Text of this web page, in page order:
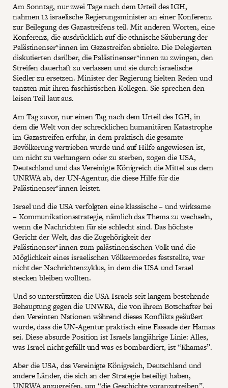
Am Sonntag, nur zwei Tage nach dem Urteil des IGH,
nahmen 12 israelische Regierungsminister an einer Konferenz
zur Beilegung des Gazastreifens teil. Mit anderen Worten, eine
Konferenz, die ausdrücklich auf die ethnische Säuberung der
Palästinenser*innen im Gazastreifen abzielte. Die Delegierten
diskutierten darüber, die Palästinenser*innen zu zwingen, den
Streifen dauerhaft zu verlassen und sie durch israelische
Siedler zu ersetzen. Minister der Regierung hielten Reden und
tanzten mit ihren faschistischen Kollegen. Sie sprechen den
leisen Teil laut aus.
Am Tag zuvor, nur einen Tag nach dem Urteil des IGH, in
dem die Welt von der schrecklichen humanitären Katastrophe
im Gazastreifen erfuhr, in dem praktisch die gesamte
Bevölkerung vertrieben wurde und auf Hilfe angewiesen ist,
um nicht zu verhungern oder zu sterben, zogen die USA,
Deutschland und das Vereinigte Königreich die Mittel aus dem
UNRWA ab, der UN-Agentur, die diese Hilfe für die
Palästinenser*innen leistet.
Israel und die USA verfolgten eine klassische – und wirksame
– Kommunikationsstrategie, nämlich das Thema zu wechseln,
wenn die Nachrichten für sie schlecht sind. Das höchste
Gericht der Welt, das die Zugehörigkeit der
Palästinenser*innen zum palästinensischen Volk und die
Möglichkeit eines israelischen Völkermordes feststellte, war
nicht der Nachrichtenzyklus, in dem die USA und Israel
stecken bleiben wollten.
Und so unterstützten die USA Israels seit langem bestehende
Behauptung gegen die UNWRA, die von ihrem Botschafter bei
den Vereinten Nationen während dieses Konflikts geäußert
wurde, dass die UN-Agentur praktisch eine Fassade der Hamas
sei. Diese absurde Position ist Israels langjährige Linie: Alles,
was Israel nicht gefällt und was es bombardiert, ist “Khamas”.
Aber die USA, das Vereinigte Königreich, Deutschland und
andere Länder, die sich an der Strategie beteiligt haben,
UNRWA anzugreifen, um “die Geschichte voranzutreiben”,